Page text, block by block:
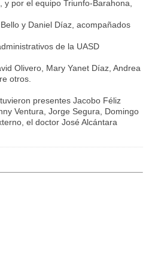
por el equipo Triunfo-Barahona,
y Daniel Díaz, acompañados
de la UASD
Olivero, Mary Yanet Díaz, Andrea
otros.
presentes Jacobo Féliz
Ventura, Jorge Segura, Domingo
el doctor José Alcántara